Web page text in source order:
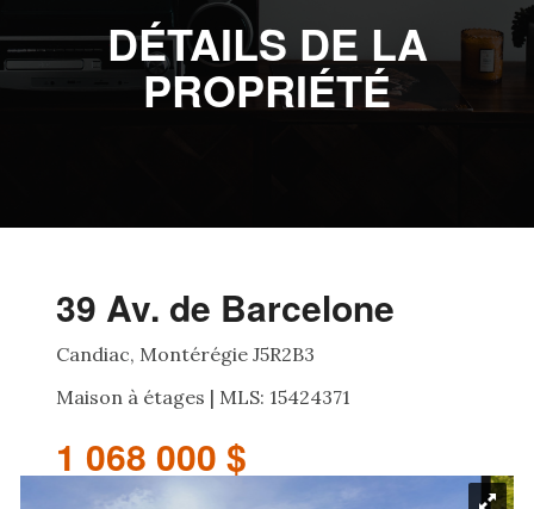
DÉTAILS DE LA
PROPRIÉTÉ
39 Av. de Barcelone
Candiac, Montérégie J5R2B3
Maison à étages | MLS: 15424371
1 068 000 $